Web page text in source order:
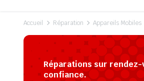
Accueil Réparation Appareils Mobiles
Réparations sur
confiance.